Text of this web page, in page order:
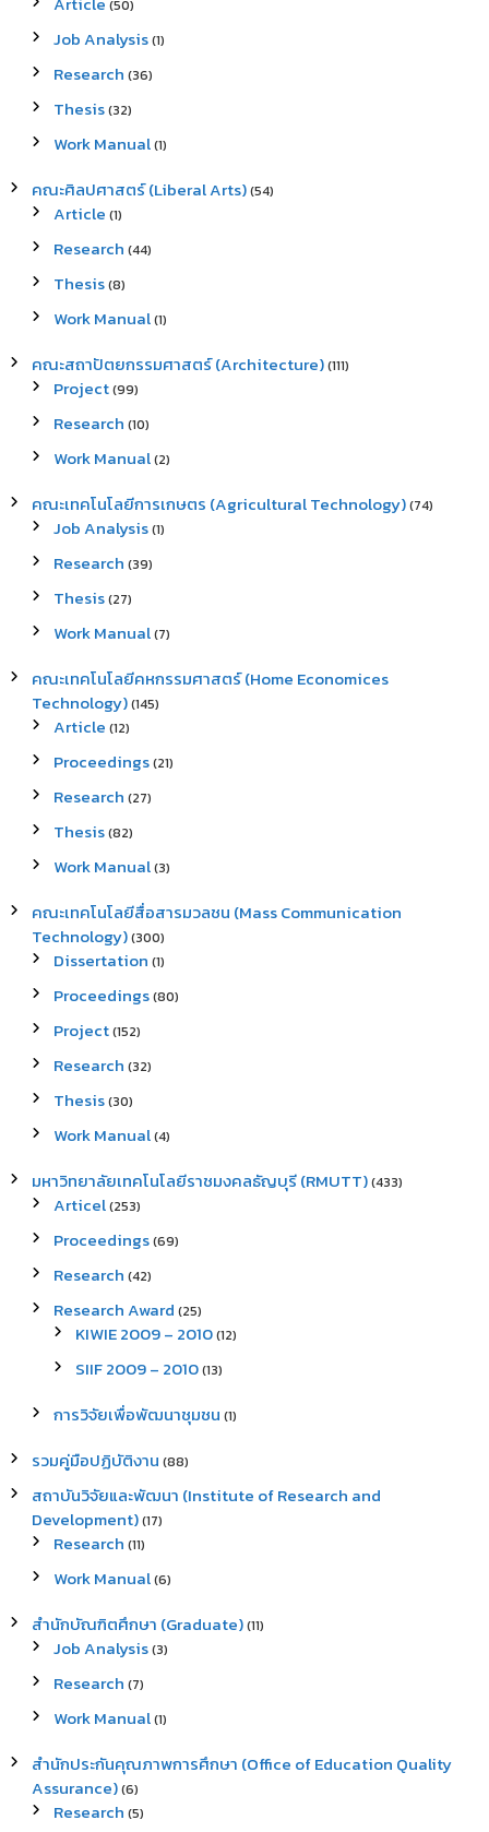
(50)
Job Analysis(1)
Research (36)
Thesis(32)
Work Manual(1)
คณะศิลปศาสตร์ (Liberal Arts)(54)
Article (1)
Research (44)
Thesis(8)
Work Manual(1)
คณะสถาปัตยกรรมศาสตร์ (Architecture)(111)
Project(99)
Research (10)
Work Manual(2)
คณะเทคโนโลยีการเกษตร (Agricultural Technology)(74)
Job Analysis(1)
Research (39)
Thesis(27)
Work Manual(7)
คณะเทคโนโลยีคหกรรมศาสตร์ (Home Economices
Technology)(145)
Article (12)
Proceedings(21)
Research (27)
Thesis(82)
Work Manual(3)
คณะเทคโนโลยีสื่อสารมวลชน (Mass Communication
Technology)(300)
Dissertation (1)
Proceedings(80)
Project(152)
Research (32)
Thesis(30)
Work Manual(4)
มหาวิทยาลัยเทคโนโลยีราชมงคลธัญบุรี (RMUTT)(433)
Articel(253)
Proceedings(69)
Research (42)
Research Award (25)
KIWIE 2009 – 2010(12)
SIIF 2009 – 2010(13)
การวิจัยเพื่อพัฒนาชุมชน (1)
รวมคู่มือปฏิบัติงาน (88)
สถาบันวิจัยและพัฒนา (Institute of Research and
Development)(17)
Research (11)
Work Manual(6)
สำนักบัณฑิตศึกษา (Graduate)(11)
Job Analysis(3)
Research (7)
Work Manual(1)
สำนักประกันคุณภาพการศึกษา (Office of Education Quality
Assurance)(6)
Research (5)